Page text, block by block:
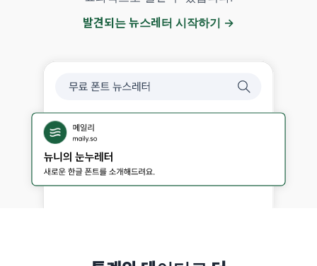
발견되는 뉴스레터 시작하기 →